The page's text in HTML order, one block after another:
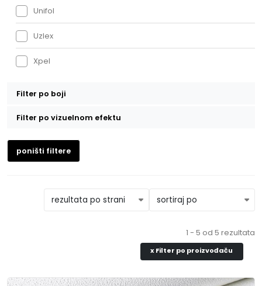
Unifol
Uzlex
Xpel
Filter po boji
Bela
Filter po vizuelnom efektu
Mat
poništi filtere
1 - 5 od 5 rezultata
xFilter po proizvođaču